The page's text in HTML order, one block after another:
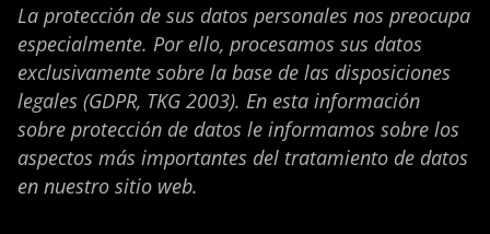
La protección de sus datos personales nos preocupa
especialmente. Por ello, procesamos sus datos
exclusivamente sobre la base de las disposiciones
legales (GDPR, TKG 2003). En esta información
sobre protección de datos le informamos sobre los
aspectos más importantes del tratamiento de datos
en nuestro sitio web.